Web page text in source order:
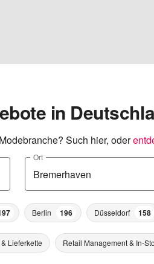
in
Such hier, oder
Ort
Berlin 196 Düsseldorf 158
Lieferkette Retail Management & In-